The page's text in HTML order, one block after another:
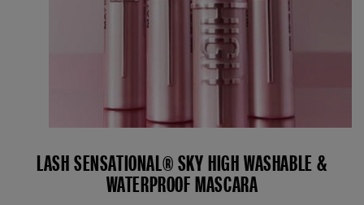
LASH SENSATIONAL® SKY HIGH WASHABLE &
WATERPROOF MASCARA